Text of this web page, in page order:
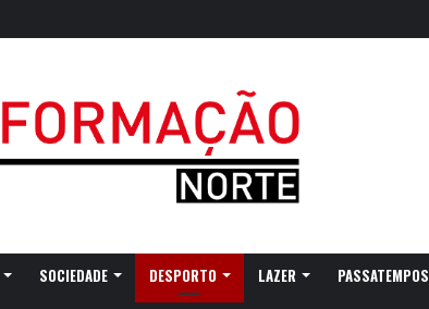
do eclipse solar parcial
SOCIEDADE DESPORTO LAZER PASSATEMPOS